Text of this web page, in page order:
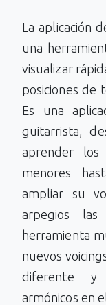
La aplicación
una
visualizar
posiciones de
Es una
guitarrista,
aprender los
menores
ampliar su
arpegios
herramienta
nuevos
diferente y
armónicos en